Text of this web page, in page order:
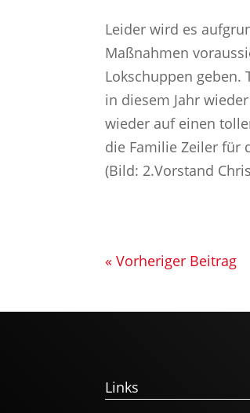
Leider wird es
Maßnahmen
Lokschuppen geben.
in diesem Jahr
wieder auf einen
die Familie Zeiler für
(Bild: 2.Vorstand
« Vorheriger Beitrag
Links